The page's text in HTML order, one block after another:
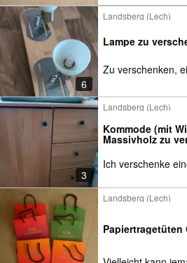
6
Landsberg (Lech)
Lampe zu
Zu verschenken,
3
Landsberg (Lech)
Kommode (mit
Massivholz zu
Ich verschenke
Landsberg (Lech)